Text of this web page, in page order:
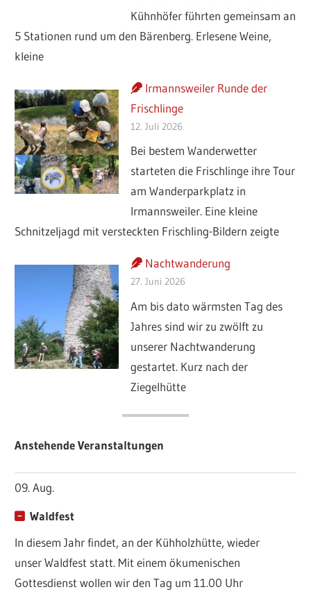
Kühnhöfer führten gemeinsam an
5 Stationen rund um den Bärenberg. Erlesene Weine,
kleine
Irmannsweiler Runde der
Frischlinge
12. Juli 2026
Bei bestem Wanderwetter
starteten die Frischlinge ihre Tour
am Wanderparkplatz in
Irmannsweiler. Eine kleine
Schnitzeljagd mit versteckten Frischling-Bildern zeigte
Nachtwanderung
27. Juni 2026
Am bis dato wärmsten Tag des
Jahres sind wir zu zwölft zu
unserer Nachtwanderung
gestartet. Kurz nach der
Ziegelhütte
Anstehende Veranstaltungen
09. Aug.
Waldfest
In diesem Jahr findet, an der Kühholzhütte, wieder
unser Waldfest statt. Mit einem ökumenischen
Gottesdienst wollen wir den Tag um 11.00 Uhr